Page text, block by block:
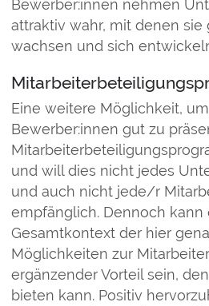
Bewerber:innen nehmen
attraktiv wahr, mit denen sie
wachsen und sich
Eine weitere Möglichkeit,
Bewerber:innen gut zu
und will dies nicht jedes
und auch nicht jede/r
empfänglich. Dennoch kann
Gesamtkontext der hier
Möglichkeiten zur
ergänzender Vorteil sein,
bieten kann. Positiv